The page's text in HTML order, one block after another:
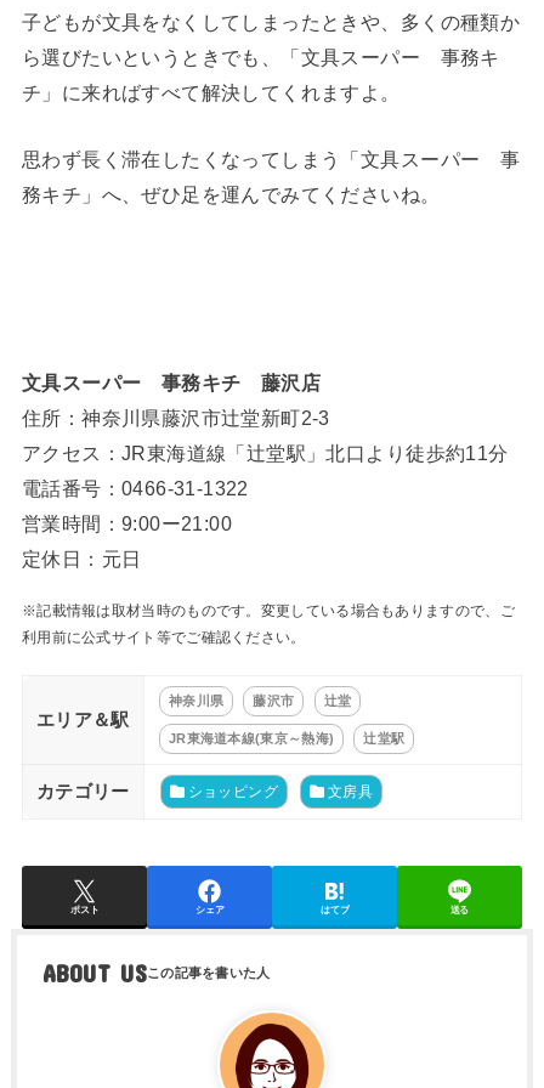
子どもが文具をなくしてしまったときや、多くの種類か
ら選びたいというときでも、「文具スーパー 事務キ
チ」に来ればすべて解決してくれますよ。
思わず長く滞在したくなってしまう「文具スーパー 事
務キチ」へ、ぜひ足を運んでみてくださいね。
文具スーパー 事務キチ 藤沢店
住所：神奈川県藤沢市辻堂新町2-3
アクセス：JR東海道線「辻堂駅」北口より徒歩約11分
電話番号：0466-31-1322
営業時間：9:00ー21:00
定休日：元日
※記載情報は取材当時のものです。変更している場合もありますので、ご
利用前に公式サイト等でご確認ください。
エリア＆駅
神奈川県 藤沢市 辻堂
JR東海道本線(東京～熱海) 辻堂駅
カテゴリー ショッピング 文房具
ポスト シェア はてブ 送る
ABOUT US